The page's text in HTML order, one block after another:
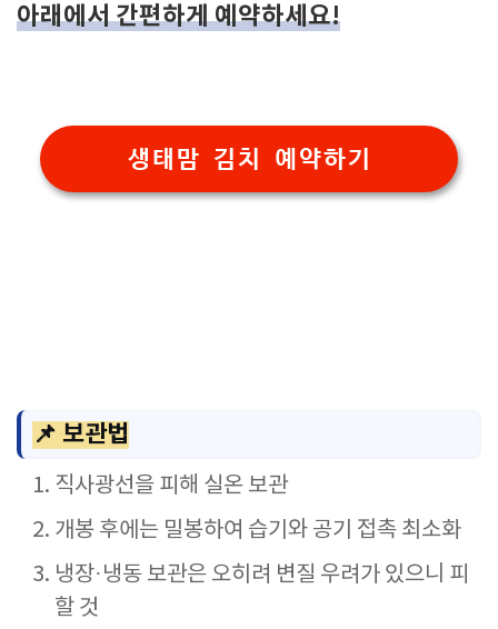
아래에서 간편하게 예약하세요!
생태맘 김치 예약하기
📌 보관법
직사광선을 피해 실온 보관
개봉 후에는 밀봉하여 습기와 공기 접촉 최소화
냉장·냉동 보관은 오히려 변질 우려가 있으니 피
할 것